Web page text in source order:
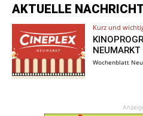
AKTUELLE
Kurz und
NEUMARKT
Wochenblatt